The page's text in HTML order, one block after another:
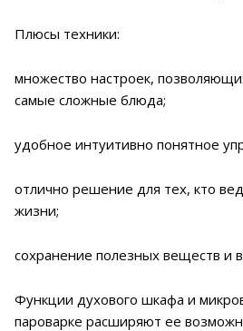
Плюсы техники:
множество настроек,
самые сложные блюда;
удобное интуитивно понятное
отлично решение для тех, кто
жизни;
сохранение полезных веществ и
Функции духового шкафа и
пароварке расширяют ее